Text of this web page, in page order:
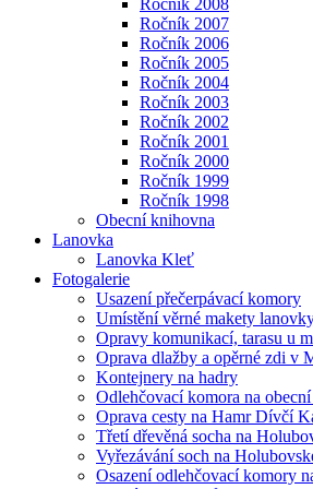
Ročník 2008
Ročník 2007
Ročník 2006
Ročník 2005
Ročník 2004
Ročník 2003
Ročník 2002
Ročník 2001
Ročník 2000
Ročník 1999
Ročník 1998
Obecní knihovna
Lanovka
Lanovka Kleť
Fotogalerie
Usazení přečerpávací komory
Umístění věrné makety
Opravy komunikací, tarasu u
Oprava dlažby a opěrné zdi v
Kontejnery na hadry
Odlehčovací komora na
Oprava cesty na Hamr Dívčí
Třetí dřevěná socha na
Vyřezávání soch na
Osazení odlehčovací komory